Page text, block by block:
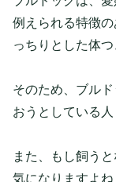
例えられる特徴
っちりとした体つ
そのため、ブル
おうとしている
また、もし飼う
気になりますよね